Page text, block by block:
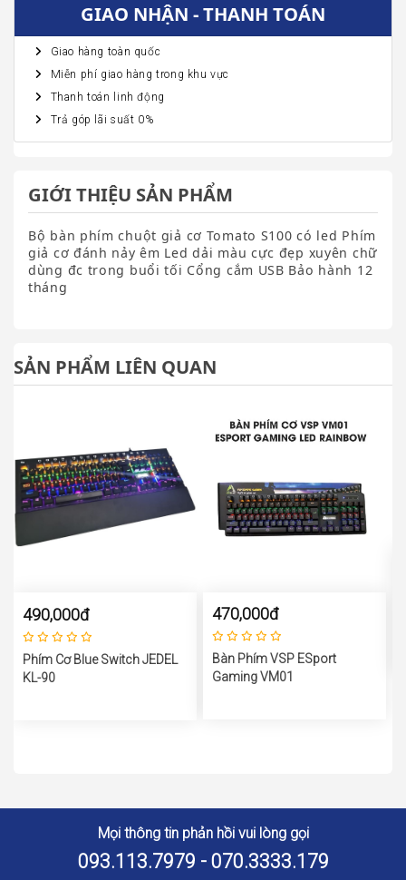
GIAO NHẬN - THANH TOÁN
Giao hàng toàn quốc
Miễn phí giao hàng trong khu vực
Thanh toán linh động
Trả góp lãi suất 0%
GIỚI THIỆU SẢN PHẨM
Bộ bàn phím chuột giả cơ Tomato S100 có led Phím
giả cơ đánh nảy êm Led dải màu cực đẹp xuyên chữ
dùng đc trong buổi tối Cổng cắm USB Bảo hành 12
tháng
SẢN PHẨM LIÊN QUAN
490,000đ
Phím Cơ Blue Switch JEDEL
KL-90
470,000đ
Bàn Phím VSP ESport
Gaming VM01
Mọi thông tin phản hồi vui lòng gọi
093.113.7979 - 070.3333.179